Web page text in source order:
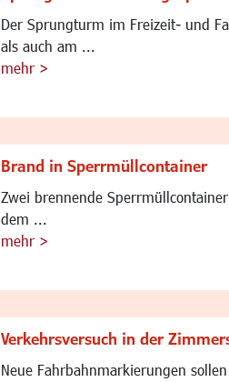
Der Sprungturm im Freizeit- und
als auch am ...
mehr >
Brand in Sperrmüllcontainer
Zwei brennende
dem ...
mehr >
Verkehrsversuch in der
Neue Fahrbahnmarkierungen